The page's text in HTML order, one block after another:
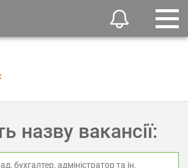
назву вакансії: